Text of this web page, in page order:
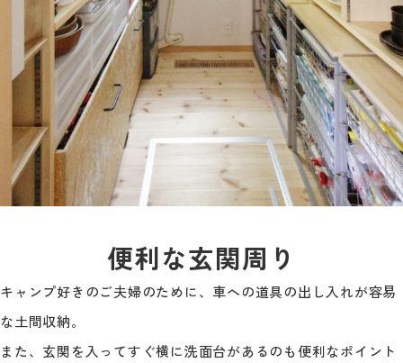
便利な玄関周り
キャンプ好きのご夫婦のために、車への道具の出し入れが容易
な土間収納。
また、玄関を入ってすぐ横に洗面台があるのも便利なポイント